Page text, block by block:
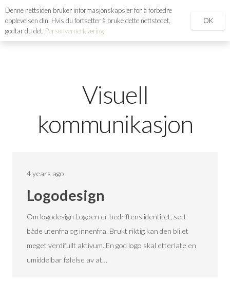
search
Visuell
kommunikasjon
4 years ago
Logodesign
Om logodesign Logoen er bedriftens identitet, sett
både utenfra og innenfra. Brukt riktig kan den bli et
meget verdifullt aktivum. En god logo skal etterlate en
umiddelbar følelse av at…
Denne nettsiden bruker informasjonskapsler for å forbedre
opplevelsen din. Hvis du fortsetter å bruke dette nettstedet,
godtar du det. Personvernerklæring
OK